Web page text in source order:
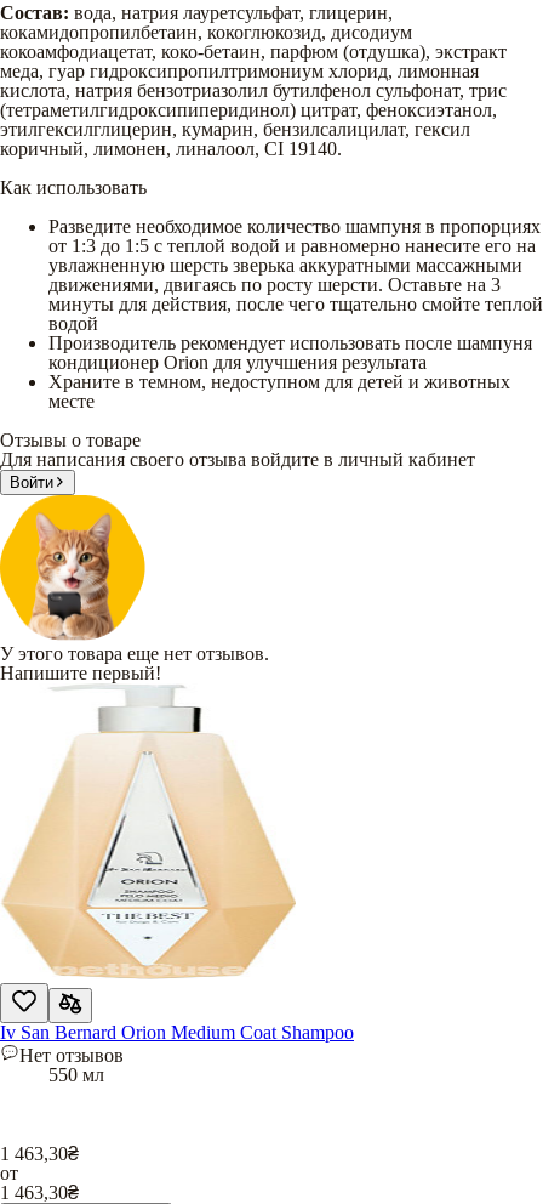
Состав: вода, натрия лауретсульфат, глицерин,
кокамидопропилбетаин, кокоглюкозид, дисодиум
кокоамфодиацетат, коко-бетаин, парфюм (отдушка), экстракт
меда, гуар гидроксипропилтримониум хлорид, лимонная
кислота, натрия бензотриазолил бутилфенол сульфонат, трис
(тетраметилгидроксипиперидинол) цитрат, феноксиэтанол,
этилгексилглицерин, кумарин, бензилсалицилат, гексил
коричный, лимонен, линалоол, CI 19140.
Как использовать
Разведите необходимое количество шампуня в пропорциях
от 1:3 до 1:5 с теплой водой и равномерно нанесите его на
увлажненную шерсть зверька аккуратными массажными
движениями, двигаясь по росту шерсти. Оставьте на 3
минуты для действия, после чего тщательно смойте теплой
водой
Производитель рекомендует использовать после шампуня
кондиционер Orion для улучшения результата
Храните в темном, недоступном для детей и животных
месте
Отзывы о товаре
Для написания своего отзыва войдите в личный кабинет
Войти
У этого товара еще нет отзывов.
Напишите первый!
Iv San Bernard Orion Medium Coat Shampoo
Нет отзывов
550 мл
1 463,30₴
от
1 463,30₴